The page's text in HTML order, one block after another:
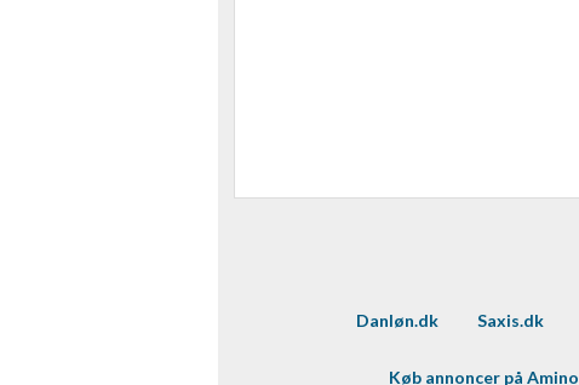
Danløn.dk Saxis.dk
Køb annoncer på Amino